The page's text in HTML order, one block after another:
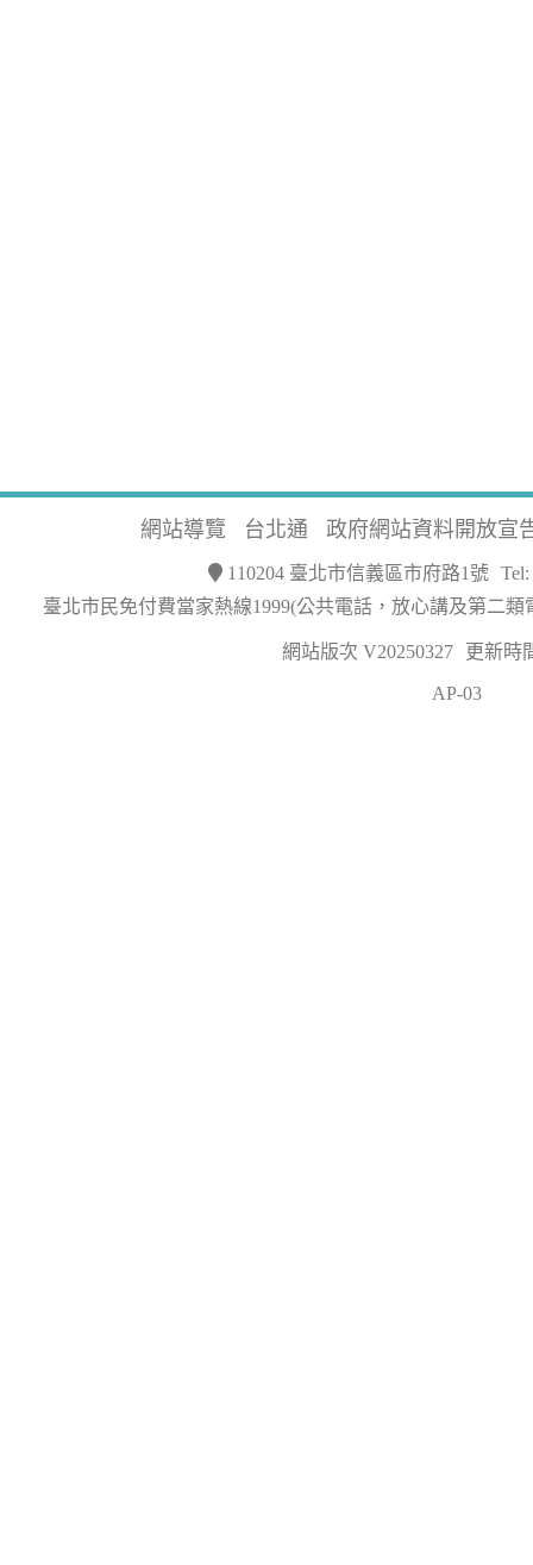
網站導覽 台北通 政府網站資料開放宣
110204 臺北市信義區市府路1號
臺北市民免付費當家熱線1999(公共電話，放心講及第二類
網站版次 V20250327 更新時
AP-03